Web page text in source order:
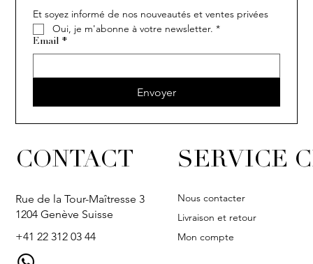
Et soyez informé de nos nouveautés et ventes privées
Oui, je m'abonne à votre newsletter. *
Email *
Envoyer
CONTACT
Rue de la Tour-Maîtresse 3
1204 Genève Suisse
+41 22 312 03 44
SERVICE
Nous contacter
Livraison et retour
Mon compte